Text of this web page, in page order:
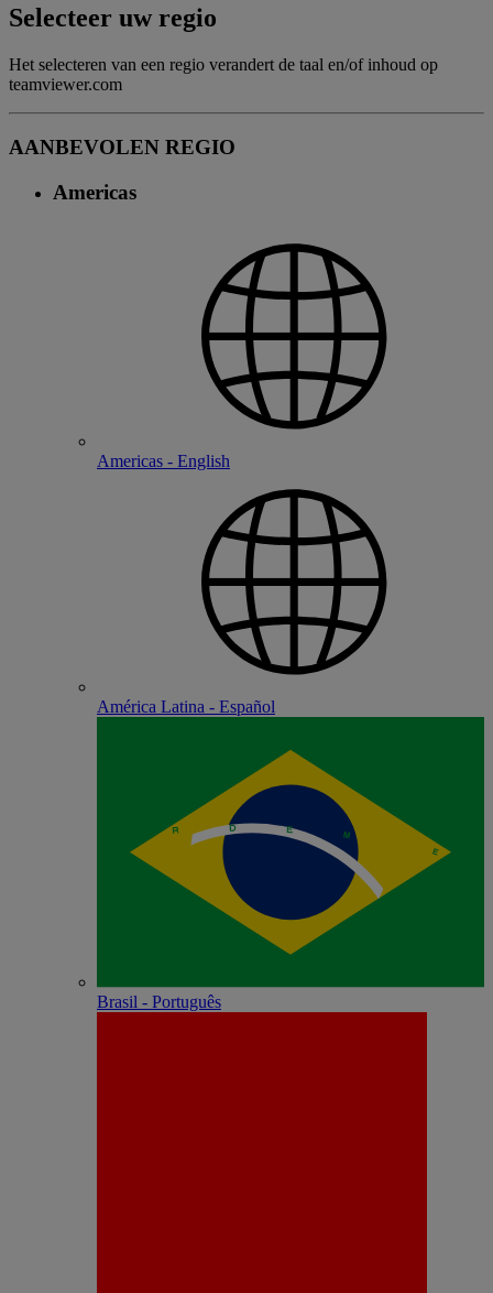
Selecteer uw regio
Het selecteren van een regio verandert de taal en/of inhoud op
teamviewer.com
AANBEVOLEN REGIO
Americas
Americas - English
América Latina - Español
Brasil - Português